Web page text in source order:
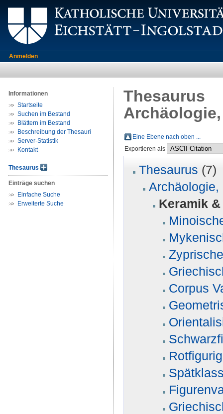
Anmelden
Informationen
Startseite
Suchen im Bestand
Blättern im Bestand
Beschreibung der Thesauri
Server-Statistik
Kontakt
Thesaurus
Einträge suchen
Einfache Suche
Erweiterte Suche
Thesaurus
Eine Ebene nach oben ...
Exportieren als
Thesaurus (7)
Archäologie,
Keramik
Corpus